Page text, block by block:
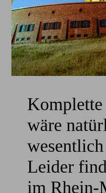
wäre
Leider
im Rhein-